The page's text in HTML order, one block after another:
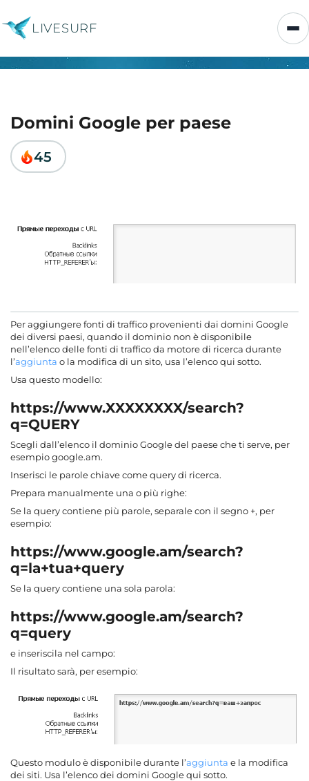
LIVESURF
Domini Google per paese
45
Per aggiungere fonti di traffico provenienti dai domini Google
dei diversi paesi, quando il dominio non è disponibile
nell’elenco delle fonti di traffico da motore di ricerca durante
l’aggiunta o la modifica di un sito, usa l’elenco qui sotto.
Usa questo modello:
https://www.XXXXXXXX/search?
q=QUERY
Scegli dall’elenco il dominio Google del paese che ti serve, per
esempio google.am.
Inserisci le parole chiave come query di ricerca.
Prepara manualmente una o più righe:
Se la query contiene più parole, separale con il segno +, per
esempio:
https://www.google.am/search?
q=la+tua+query
Se la query contiene una sola parola:
https://www.google.am/search?
q=query
e inseriscila nel campo:
Il risultato sarà, per esempio:
Questo modulo è disponibile durante l’aggiunta e la modifica
dei siti. Usa l’elenco dei domini Google qui sotto.